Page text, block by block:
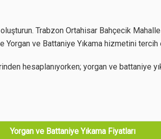
Trabzon Ortahisar Bahçecik
ve Battaniye Yıkama hizmetini
hesaplanıyorken; yorgan ve battaniye
Yorgan ve Battaniye Yıkama Fiyatları